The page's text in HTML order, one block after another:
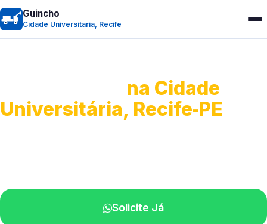
Guincho
Cidade Universitaria, Recife
na Cidade
Universitária, Recife‑PE
Solicite Já